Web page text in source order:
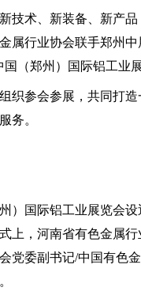
术、新装备、新产品
属行业协会联手郑州
国（郑州）国际铝工业
参会参展，共同打造
务。
国际铝工业展览会设
上，河南省有色金属
党委副书记/中国有色